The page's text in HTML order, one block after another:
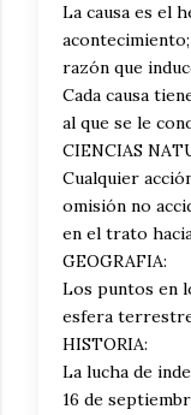
La causa es el
razón que
Cada causa
al que se le
CIENCIAS
Cualquier
omisión no
en el trato
GEOGRAFIA:
Los puntos en
esfera
HISTORIA:
La lucha de
16 de